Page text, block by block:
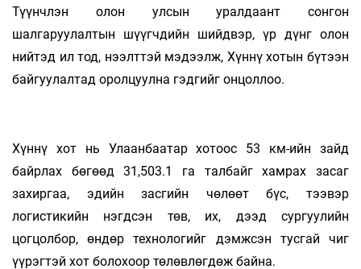
Түүнчлэн олон улсын уралдаант сонгон
шалгаруулалтын шүүгчдийн шийдвэр, үр дүнг олон
нийтэд ил тод, нээлттэй мэдээлж, Хүннү хотын бүтээн
байгуулалтад оролцуулна гэдгийг онцоллоо.
Хүннү хот нь Улаанбаатар хотоос 53 км-ийн зайд
байрлах бөгөөд 31,503.1 га талбайг хамрах засаг
захиргаа, эдийн засгийн чөлөөт бүс, тээвэр
логистикийн нэгдсэн төв, их, дээд сургуулийн
цогцолбор, өндөр технологийг дэмжсэн тусгай чиг
үүрэгтэй хот болохоор төлөвлөгдөж байна.